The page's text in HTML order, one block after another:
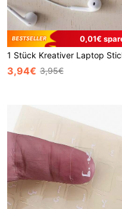
0,01€
3,94€ 3,95€